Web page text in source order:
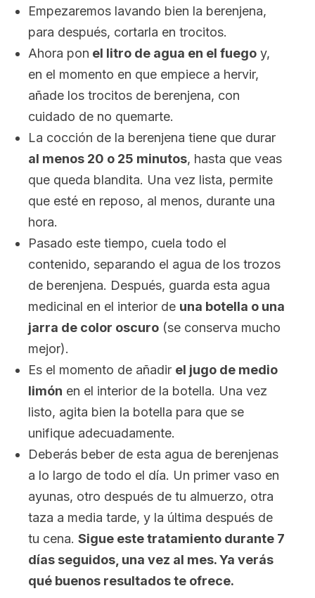
Empezaremos lavando bien la berenjena,
para después, cortarla en trocitos.
Ahora pon el litro de agua en el fuego y,
en el momento en que empiece a hervir,
añade los trocitos de berenjena, con
cuidado de no quemarte.
La cocción de la berenjena tiene que durar
al menos 20 o 25 minutos, hasta que veas
que queda blandita. Una vez lista, permite
que esté en reposo, al menos, durante una
hora.
Pasado este tiempo, cuela todo el
contenido, separando el agua de los trozos
de berenjena. Después, guarda esta agua
medicinal en el interior de una botella o una
jarra de color oscuro (se conserva mucho
mejor).
Es el momento de añadir el jugo de medio
limón en el interior de la botella. Una vez
listo, agita bien la botella para que se
unifique adecuadamente.
Deberás beber de esta agua de berenjenas
a lo largo de todo el día. Un primer vaso en
ayunas, otro después de tu almuerzo, otra
taza a media tarde, y la última después de
tu cena. Sigue este tratamiento durante 7
días seguidos, una vez al mes. Ya verás
qué buenos resultados te ofrece.